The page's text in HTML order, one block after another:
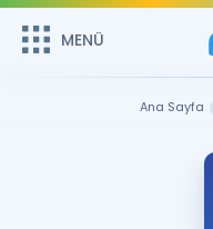
MENÜ
Remzi Hoca ile seni
MENÜ
Ana Sayfa